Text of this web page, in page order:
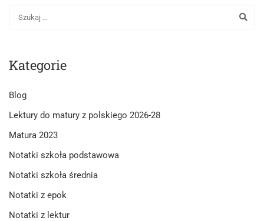
Kategorie
Blog
Lektury do matury z polskiego 2026-28
Matura 2023
Notatki szkoła podstawowa
Notatki szkoła średnia
Notatki z epok
Notatki z lektur